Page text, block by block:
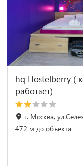
hq Hostelberry (
работает)
г. Москва,
472 м до объекта